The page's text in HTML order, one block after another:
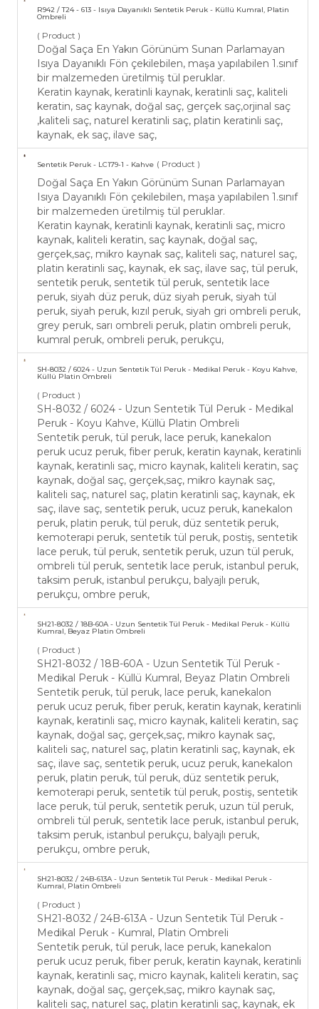
​R942 / T24 - 613 - Isıya Dayanıklı Sentetik Peruk - Küllü Kumral, Platin
Ombreli
( Product )
Doğal Saça En Yakın Görünüm Sunan Parlamayan
Isıya Dayanıklı Fön çekilebilen, maşa yapılabilen 1.sınıf
bir malzemeden üretilmiş tül peruklar.
Keratin kaynak, keratinli kaynak, keratinli saç, kaliteli
keratin, saç kaynak, doğal saç, gerçek saç,orjinal saç
,kaliteli saç, naturel keratinli saç, platin keratinli saç,
kaynak, ek saç, ilave saç,
Sentetik Peruk - LC179-1 - Kahve ( Product )
Doğal Saça En Yakın Görünüm Sunan Parlamayan
Isıya Dayanıklı Fön çekilebilen, maşa yapılabilen 1.sınıf
bir malzemeden üretilmiş tül peruklar.
Keratin kaynak, keratinli kaynak, keratinli saç, micro
kaynak, kaliteli keratin, saç kaynak, doğal saç,
gerçek,saç, mikro kaynak saç, kaliteli saç, naturel saç,
platin keratinli saç, kaynak, ek saç, ilave saç, tül peruk,
sentetik peruk, sentetik tül peruk, sentetik lace
peruk, siyah düz peruk, düz siyah peruk, siyah tül
peruk, siyah peruk, kızıl peruk, siyah gri ombreli peruk,
grey peruk, sarı ombreli peruk, platin ombreli peruk,
kumral peruk, ombreli peruk, perukçu,
SH-​8032 / 6024 - Uzun Sentetik Tül Peruk - ​Medikal Peruk - Koyu Kahve,
Küllü Platin Ombreli
( Product )
SH-​8032 / 6024 - Uzun Sentetik Tül Peruk - ​Medikal
Peruk - Koyu Kahve, Küllü Platin Ombreli
Sentetik peruk, tül peruk, lace peruk, kanekalon
peruk ucuz peruk, fiber peruk, keratin kaynak, keratinli
kaynak, keratinli saç, micro kaynak, kaliteli keratin, saç
kaynak, doğal saç, gerçek,saç, mikro kaynak saç,
kaliteli saç, naturel saç, platin keratinli saç, kaynak, ek
saç, ilave saç, sentetik peruk, ucuz peruk, kanekalon
peruk, platin peruk, tül peruk, düz sentetik peruk,
kemoterapi peruk, sentetik tül peruk, postiş, sentetik
lace peruk, tül peruk, sentetik peruk, uzun tül peruk,
ombreli tül peruk, sentetik lace peruk, istanbul peruk,
taksim peruk, istanbul perukçu, balyajlı peruk,
perukçu, ombre peruk,
SH21-​8032 / 18B-60A - Uzun Sentetik Tül Peruk - ​Medikal Peruk - Küllü
Kumral, Beyaz Platin Ombreli
( Product )
SH21-​8032 / 18B-60A - Uzun Sentetik Tül Peruk - ​
Medikal Peruk - Küllü Kumral, Beyaz Platin Ombreli
Sentetik peruk, tül peruk, lace peruk, kanekalon
peruk ucuz peruk, fiber peruk, keratin kaynak, keratinli
kaynak, keratinli saç, micro kaynak, kaliteli keratin, saç
kaynak, doğal saç, gerçek,saç, mikro kaynak saç,
kaliteli saç, naturel saç, platin keratinli saç, kaynak, ek
saç, ilave saç, sentetik peruk, ucuz peruk, kanekalon
peruk, platin peruk, tül peruk, düz sentetik peruk,
kemoterapi peruk, sentetik tül peruk, postiş, sentetik
lace peruk, tül peruk, sentetik peruk, uzun tül peruk,
ombreli tül peruk, sentetik lace peruk, istanbul peruk,
taksim peruk, istanbul perukçu, balyajlı peruk,
perukçu, ombre peruk,
SH21-​8032 / 24B-613A - Uzun Sentetik Tül Peruk - ​Medikal Peruk -
Kumral, Platin Ombreli
( Product )
SH21-​8032 / 24B-613A - Uzun Sentetik Tül Peruk - ​
Medikal Peruk - Kumral, Platin Ombreli
Sentetik peruk, tül peruk, lace peruk, kanekalon
peruk ucuz peruk, fiber peruk, keratin kaynak, keratinli
kaynak, keratinli saç, micro kaynak, kaliteli keratin, saç
kaynak, doğal saç, gerçek,saç, mikro kaynak saç,
kaliteli saç, naturel saç, platin keratinli saç, kaynak, ek